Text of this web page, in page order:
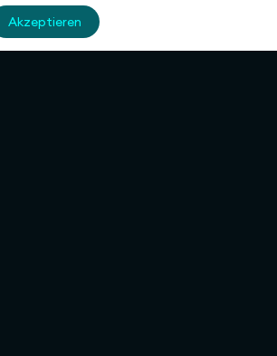
Akzeptieren